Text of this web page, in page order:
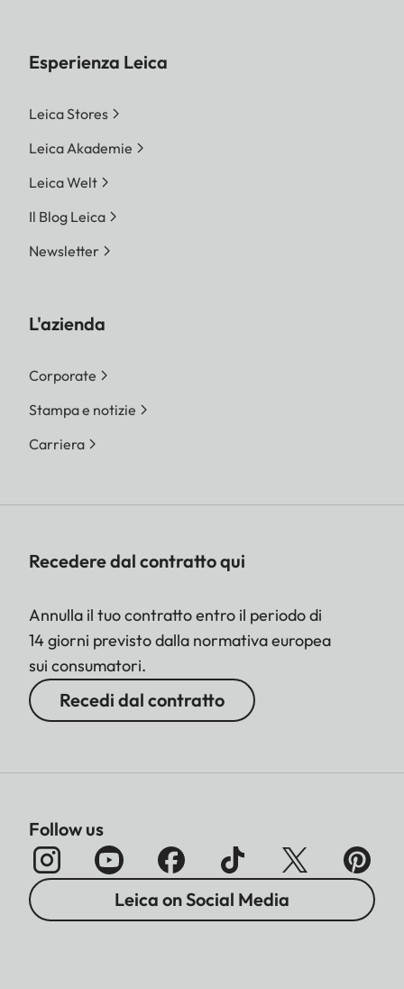
Esperienza Leica
Leica Stores
Leica Akademie
Leica Welt
Il Blog Leica
Newsletter
L'azienda
Corporate
Stampa e notizie
Carriera
Recedere dal contratto qui
Annulla il tuo contratto entro il periodo di
14 giorni previsto dalla normativa europea
sui consumatori.
Recedi dal contratto
Follow us
Leica on Social Media